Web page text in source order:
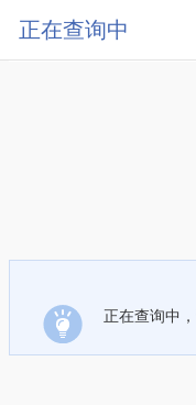
正在查询中
正在查询中